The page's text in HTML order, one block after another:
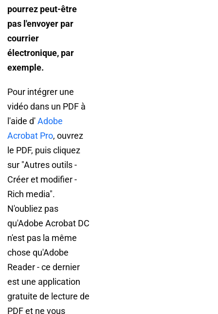
pourrez peut-être
pas l'envoyer par
courrier
électronique, par
exemple.
Pour intégrer une
vidéo dans un PDF à
l'aide d'Adobe
Acrobat Pro, ouvrez
le PDF, puis cliquez
sur "Autres outils -
Créer et modifier -
Rich media".
N'oubliez pas
qu'Adobe Acrobat DC
n'est pas la même
chose qu'Adobe
Reader - ce dernier
est une application
gratuite de lecture de
PDF et ne vous